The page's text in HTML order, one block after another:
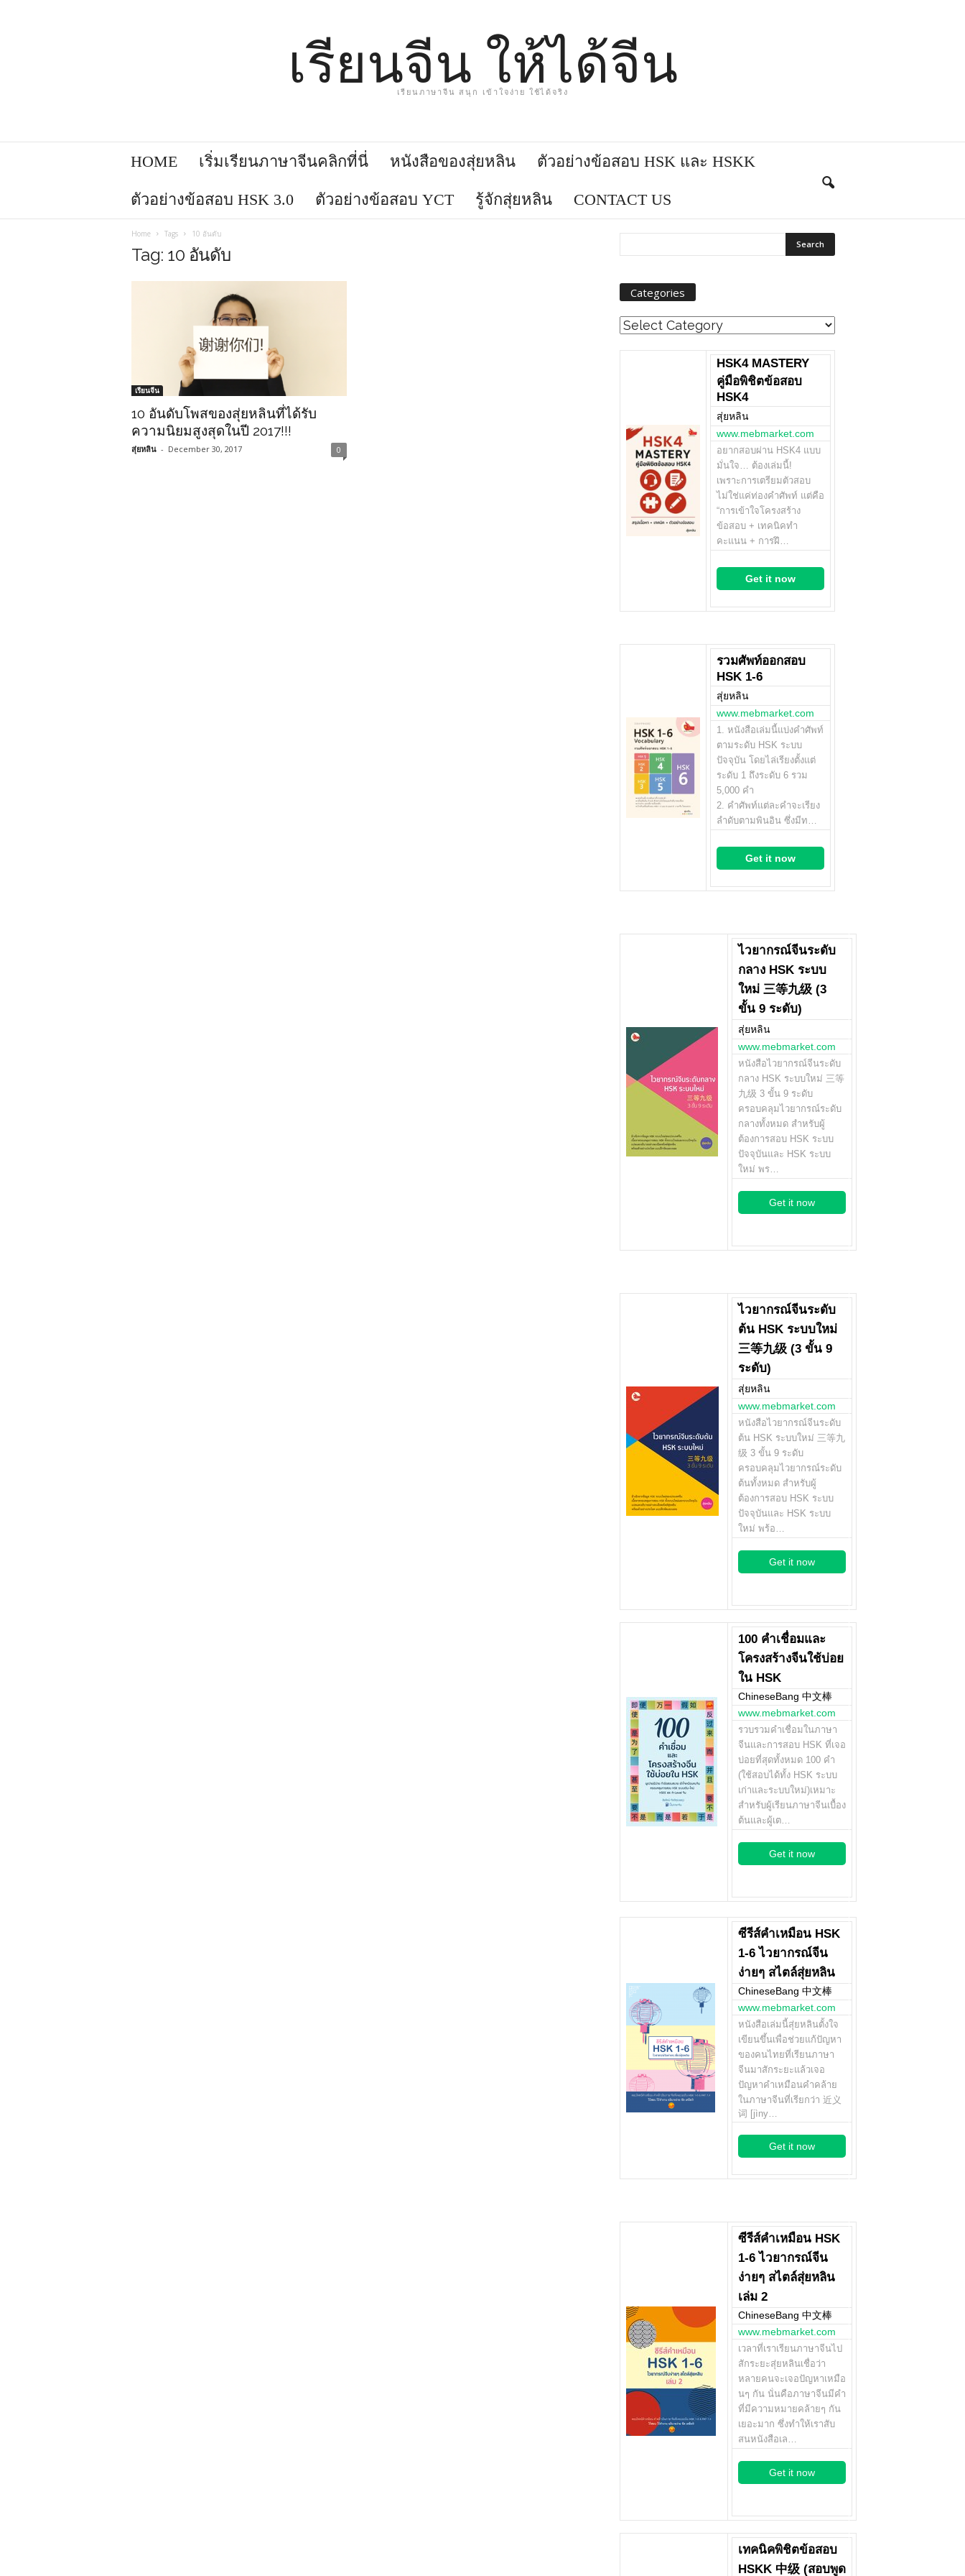
เรียนจีน ให้ได้จีน
เรียนภาษาจีน สนุก เข้าใจง่าย ใช้ได้จริง
HOME เริ่มเรียนภาษาจีนคลิกที่นี่ หนังสือของสุ่ยหลิน ตัวอย่างข้อสอบ HSK และ HSKK
ตัวอย่างข้อสอบ HSK 3.0 ตัวอย่างข้อสอบ YCT รู้จักสุ่ยหลิน CONTACT US
Home Tags 10 อันดับ
Tag: 10 อันดับ
เรียนจีน
10 อันดับโพสของสุ่ยหลินที่ได้รับ
ความนิยมสูงสุดในปี 2017!!!
สุ่ยหลิน - December 30, 2017 0
Categories
Categories
HSK4 MASTERY
คู่มือพิชิตข้อสอบ
HSK4
สุ่ยหลิน
www.mebmarket.com
อยากสอบผ่าน HSK4 แบบ
มั่นใจ… ต้องเล่มนี้!
เพราะการเตรียมตัวสอบ
ไม่ใช่แค่ท่องคำศัพท์ แต่คือ
“การเข้าใจโครงสร้าง
ข้อสอบ + เทคนิคทำ
คะแนน + การฝึ…
Get it now
รวมศัพท์ออกสอบ
HSK 1-6
สุ่ยหลิน
www.mebmarket.com
1. หนังสือเล่มนี้แบ่งคำศัพท์
ตามระดับ HSK ระบบ
ปัจจุบัน โดยไล่เรียงตั้งแต่
ระดับ 1 ถึงระดับ 6 รวม
5,000 คำ
2. คำศัพท์แต่ละคำจะเรียง
ลำดับตามพินอิน ซึ่งมีท…
Get it now
ไวยากรณ์จีนระดับ
กลาง HSK ระบบ
ใหม่ 三等九级 (3
ขั้น 9 ระดับ)
สุ่ยหลิน
www.mebmarket.com
หนังสือไวยากรณ์จีนระดับ
กลาง HSK ระบบใหม่ 三等
九级 3 ขั้น 9 ระดับ
ครอบคลุมไวยากรณ์ระดับ
กลางทั้งหมด สำหรับผู้
ต้องการสอบ HSK ระบบ
ปัจจุบันและ HSK ระบบ
ใหม่ พร…
Get it now
ไวยากรณ์จีนระดับ
ต้น HSK ระบบใหม่
三等九级 (3 ขั้น 9
ระดับ)
สุ่ยหลิน
www.mebmarket.com
หนังสือไวยากรณ์จีนระดับ
ต้น HSK ระบบใหม่ 三等九
级 3 ขั้น 9 ระดับ
ครอบคลุมไวยากรณ์ระดับ
ต้นทั้งหมด สำหรับผู้
ต้องการสอบ HSK ระบบ
ปัจจุบันและ HSK ระบบ
ใหม่ พร้อ…
Get it now
100 คำเชื่อมและ
โครงสร้างจีนใช้บ่อย
ใน HSK
ChineseBang 中文棒
www.mebmarket.com
รวบรวมคำเชื่อมในภาษา
จีนและการสอบ HSK ที่เจอ
บ่อยที่สุดทั้งหมด 100 คำ
(ใช้สอบได้ทั้ง HSK ระบบ
เก่าและระบบใหม่)เหมาะ
สำหรับผู้เรียนภาษาจีนเบื้อง
ต้นและผู้เต…
Get it now
ซีรีส์คำเหมือน HSK
1-6 ไวยากรณ์จีน
ง่ายๆ สไตล์สุ่ยหลิน
ChineseBang 中文棒
www.mebmarket.com
หนังสือเล่มนี้สุ่ยหลินตั้งใจ
เขียนขึ้นเพื่อช่วยแก้ปัญหา
ของคนไทยที่เรียนภาษา
จีนมาสักระยะแล้วเจอ
ปัญหาคำเหมือนคำคล้าย
ในภาษาจีนที่เรียกว่า 近义
词 [jìny…
Get it now
ซีรีส์คำเหมือน HSK
1-6 ไวยากรณ์จีน
ง่ายๆ สไตล์สุ่ยหลิน
เล่ม 2
ChineseBang 中文棒
www.mebmarket.com
เวลาที่เราเรียนภาษาจีนไป
สักระยะสุ่ยหลินเชื่อว่า
หลายคนจะเจอปัญหาเหมือ
นๆ กัน นั่นคือภาษาจีนมีคำ
ที่มีความหมายคล้ายๆ กัน
เยอะมาก ซึ่งทำให้เราสับ
สนหนังสือเล…
Get it now
เทคนิคพิชิตข้อสอบ
HSKK 中级 (สอบพูด